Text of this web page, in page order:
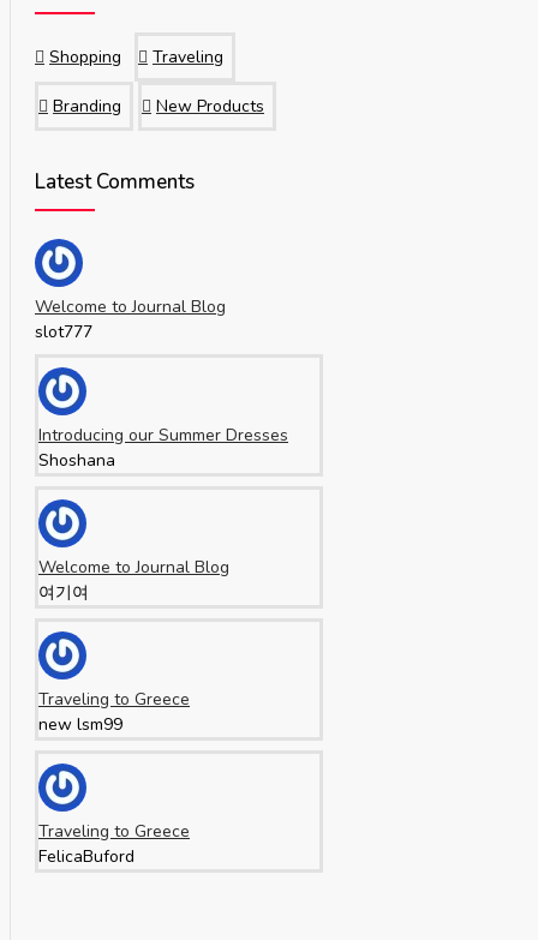
Shopping Traveling
Branding New Products
Latest Comments
Welcome to Journal Blog
slot777
Introducing our Summer Dresses
Shoshana
Welcome to Journal Blog
여기여
Traveling to Greece
new lsm99
Traveling to Greece
FelicaBuford